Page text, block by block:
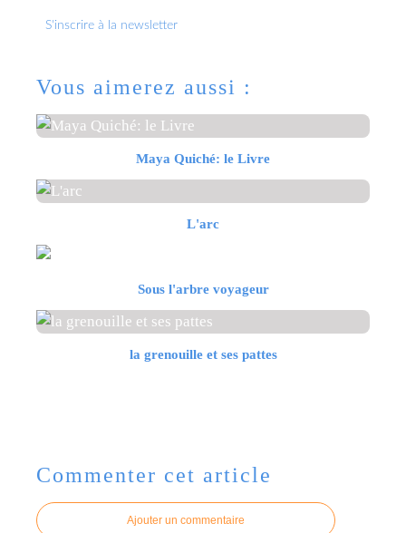
S'inscrire à la newsletter
Vous aimerez aussi :
Maya Quiché: le Livre
L'arc
Sous l'arbre voyageur
la grenouille et ses pattes
Commenter cet article
Ajouter un commentaire